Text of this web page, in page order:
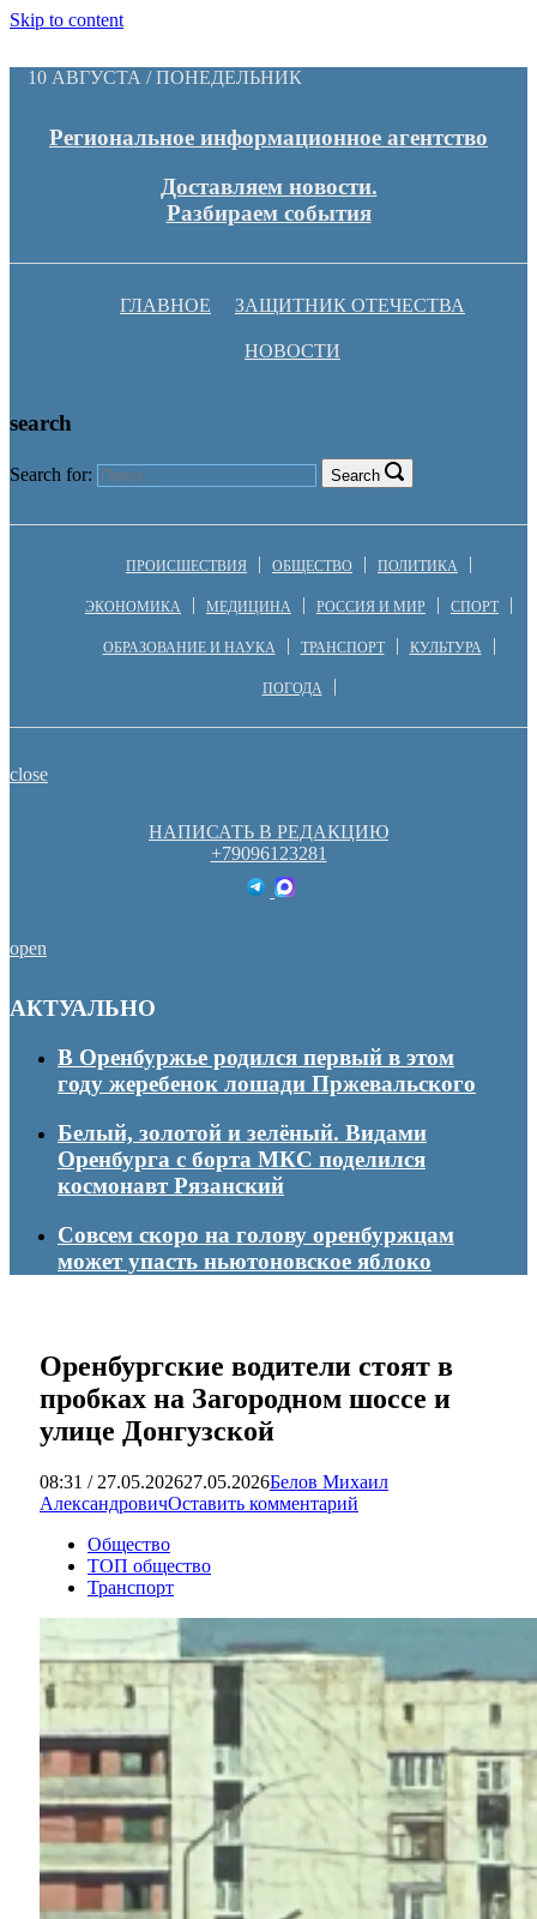
Skip to content
10 АВГУСТА / ПОНЕДЕЛЬНИК
Региональное информационное агентство
Доставляем новости.
Разбираем события
ГЛАВНОЕ ЗАЩИТНИК ОТЕЧЕСТВА
НОВОСТИ
search
Search for: Search
ПРОИСШЕСТВИЯ ОБЩЕСТВО ПОЛИТИКА
ЭКОНОМИКА МЕДИЦИНА РОССИЯ И МИР СПОРТ
ОБРАЗОВАНИЕ И НАУКА ТРАНСПОРТ КУЛЬТУРА
ПОГОДА
close
НАПИСАТЬ В РЕДАКЦИЮ
+79096123281
open
АКТУАЛЬНО
В Оренбуржье родился первый в этом
году жеребенок лошади Пржевальского
Белый, золотой и зелёный. Видами
Оренбурга с борта МКС поделился
космонавт Рязанский
Совсем скоро на голову оренбуржцам
может упасть ньютоновское яблоко
Оренбургские водители стоят в
пробках на Загородном шоссе и
улице Донгузской
08:31 / 27.05.202627.05.2026Белов Михаил
АлександровичОставить комментарий
Общество
ТОП общество
Транспорт